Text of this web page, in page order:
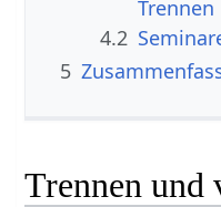
4.2
5
Trennen und